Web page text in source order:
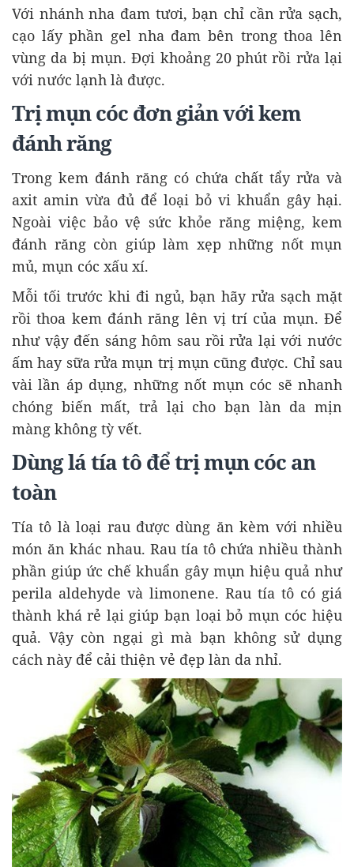
Với nhánh nha đam tươi, bạn chỉ cần rửa sạch,
cạo lấy phần gel nha đam bên trong thoa lên
vùng da bị mụn. Đợi khoảng 20 phút rồi rửa lại
với nước lạnh là được.
Trị mụn cóc đơn giản với kem
đánh răng
Trong kem đánh răng có chứa chất tẩy rửa và
axit amin vừa đủ để loại bỏ vi khuẩn gây hại.
Ngoài việc bảo vệ sức khỏe răng miệng, kem
đánh răng còn giúp làm xẹp những nốt mụn
mủ, mụn cóc xấu xí.
Mỗi tối trước khi đi ngủ, bạn hãy rửa sạch mặt
rồi thoa kem đánh răng lên vị trí của mụn. Để
như vậy đến sáng hôm sau rồi rửa lại với nước
ấm hay sữa rửa mụn trị mụn cũng được. Chỉ sau
vài lần áp dụng, những nốt mụn cóc sẽ nhanh
chóng biến mất, trả lại cho bạn làn da mịn
màng không tỳ vết.
Dùng lá tía tô để trị mụn cóc an
toàn
Tía tô là loại rau được dùng ăn kèm với nhiều
món ăn khác nhau. Rau tía tô chứa nhiều thành
phần giúp ức chế khuẩn gây mụn hiệu quả như
perila aldehyde và limonene. Rau tía tô có giá
thành khá rẻ lại giúp bạn loại bỏ mụn cóc hiệu
quả. Vậy còn ngại gì mà bạn không sử dụng
cách này để cải thiện vẻ đẹp làn da nhỉ.